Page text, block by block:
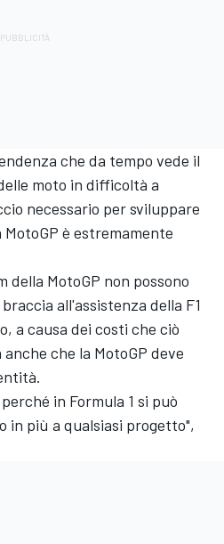
che da tempo vede il
moto in difficoltà a
necessario per sviluppare
è estremamente
della MotoGP non possono
all'assistenza della F1
a causa dei costi che ciò
che la MotoGP deve
in Formula 1 si può
in più a qualsiasi progetto",